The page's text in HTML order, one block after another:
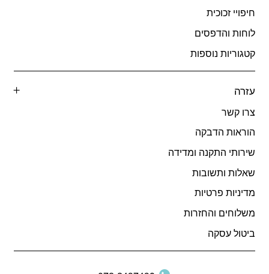
חיפויי זכוכית
לוחות והדפסים
קטגוריות נוספות
עזרה
צרו קשר
הוראות הדבקה
שירותי התקנה ומדידה
שאלות ותשובות
מדיניות פרטיות
משלוחים והחזרות
ביטול עסקה